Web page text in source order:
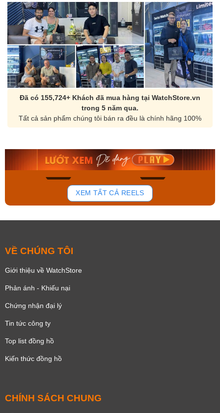
Đã có 155,724+ Khách đã mua hàng tại WatchStore.vn
trong 5 năm qua.
Tất cả sản phẩm chúng tôi bán ra đều là chính hãng 100%
152
Orient Nam RA-
Mua ngay
Casio Nam MTS-
Mua ngay
XEM TẤT CẢ REELS
VỀ CHÚNG TÔI
Giới thiệu về WatchStore
Phản ánh - Khiếu nại
Chứng nhận đại lý
Tin tức công ty
Top list đồng hồ
Kiến thức đồng hồ
CHÍNH SÁCH CHUNG